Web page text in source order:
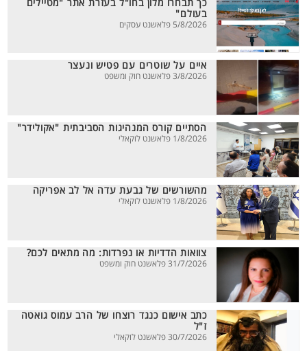
כך תבחרו מלון בחו"ל בעזרת אתר "מטיילים
בעולם"
5/8/2026 פלאשנט עסקים
איים על שוטרים עם פטיש ונעצר
3/8/2026 פלאשנט חוק ומשפט
הסתיים קורס המנהיגות הסביבתית "אקולידר"
1/8/2026 פלאשנט לוקאלי
מהשורשים של גבעת עדה אל לב אפריקה
1/8/2026 פלאשנט לוקאלי
צוואות הדדיות או נפרדות: מה מתאים לכם?
31/7/2026 פלאשנט חוק ומשפט
כתב אישום כנגד רוצחו של הרב עמוס גואטה
ז"ל
30/7/2026 פלאשנט לוקאלי